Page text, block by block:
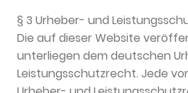
§ 3 Urheber- und
Die auf dieser Website
unterliegen dem deutschen
Leistungsschutzrecht. Jede